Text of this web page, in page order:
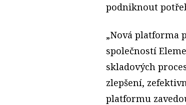
podniknout
„Nová platforma
společností
skladových
zlepšení,
platformu